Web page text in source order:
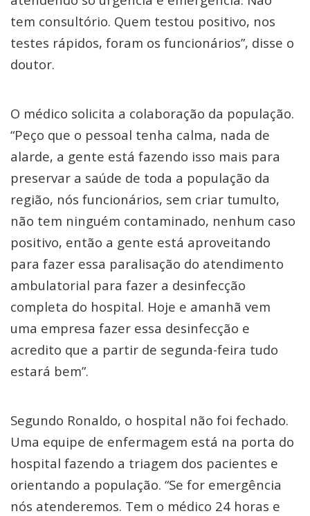
tem consultório. Quem testou positivo, nos
testes rápidos, foram os funcionários”, disse o
doutor.
O médico solicita a colaboração da população.
“Peço que o pessoal tenha calma, nada de
alarde, a gente está fazendo isso mais para
preservar a saúde de toda a população da
região, nós funcionários, sem criar tumulto,
não tem ninguém contaminado, nenhum caso
positivo, então a gente está aproveitando
para fazer essa paralisação do atendimento
ambulatorial para fazer a desinfecção
completa do hospital. Hoje e amanhã vem
uma empresa fazer essa desinfecção e
acredito que a partir de segunda-feira tudo
estará bem”.
Segundo Ronaldo, o hospital não foi fechado.
Uma equipe de enfermagem está na porta do
hospital fazendo a triagem dos pacientes e
orientando a população. “Se for emergência
nós atenderemos. Tem o médico 24 horas e